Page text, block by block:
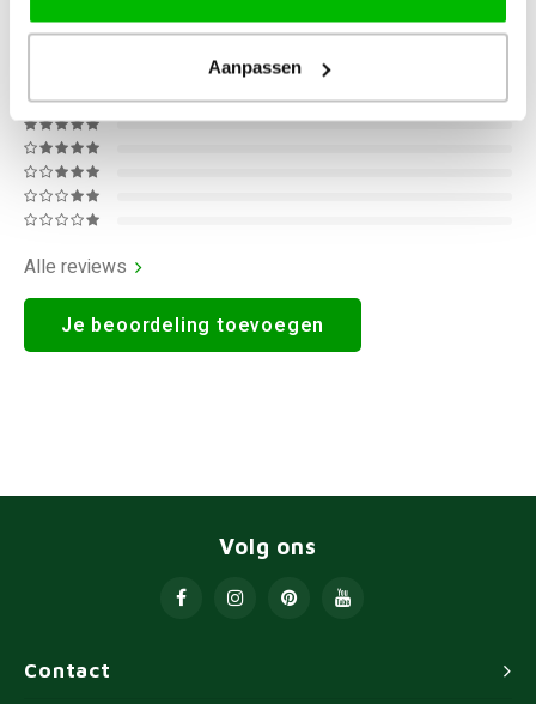
Aanpassen
BEOORDELINGEN
Alle reviews
Je beoordeling toevoegen
Contact
Volg ons